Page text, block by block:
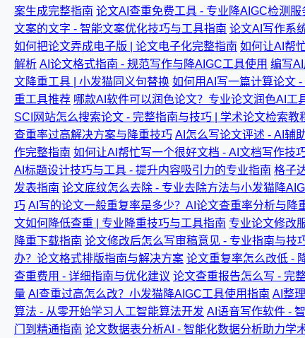
案生成完整指南 论文AI查重免费工具 - 专业降AIGC检测
文案的文字 - 智能文案优化技巧与工具指南 论文AI写作系
如何把论文弄成电子版 | 论文电子化完整指南 如何让AI帮
解析 AI论文格式指南 - 规范写作与降AIGC工具使用 编写
文降重工具 | 小发猫同义句替换 如何用AI写一篇计算论文
重工具推荐 哪款AI软件可以润色论文？专业论文润色AI工
SCI网站怎么搜索论文 - 完整指南与技巧 | 学术论文检索教
查重率过高解决方案与降重技巧 AI怎么写论文评述 - AI辅
作完整指南 如何让AI帮忙写一个很好文档 - AI文档写作技
AI标题设计技巧与工具 - 提升内容吸引力的专业指南 格子
发表指南 论文底纹怎么去除 - 专业去除方法与小发猫降
巧 AI写的论文一般重复率是多少？AI论文查重率分析与降
文如何降低查重 | 专业降重技巧与工具指南 专业论文修改
降重下载指南 论文修改后怎么写审稿意见 - 专业指南与技
办？论文格式排版指南与解决方案 论文重复率怎么改低 -
查重费用 - 详细指南与优化建议 论文查重报告怎么写 - 完
量 AI查重过高怎么改？小发猫降AIGC工具使用指南 AI整
算法 - 从零开始学习人工智能算法开发 AI语音写作软件 -
门到精通指南 论文数据表分析AI - 智能化数据分析助力学